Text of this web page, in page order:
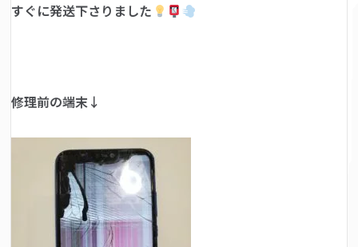
すぐに発送下さりました
修理前の端末↓